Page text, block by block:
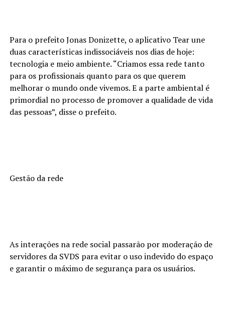
Para o prefeito Jonas Donizette, o aplicativo Tear une
duas características indissociáveis nos dias de hoje:
tecnologia e meio ambiente. “Criamos essa rede tanto
para os profissionais quanto para os que querem
melhorar o mundo onde vivemos. E a parte ambiental é
primordial no processo de promover a qualidade de vida
das pessoas”, disse o prefeito.
Gestão da rede
As interações na rede social passarão por moderação de
servidores da SVDS para evitar o uso indevido do espaço
e garantir o máximo de segurança para os usuários.